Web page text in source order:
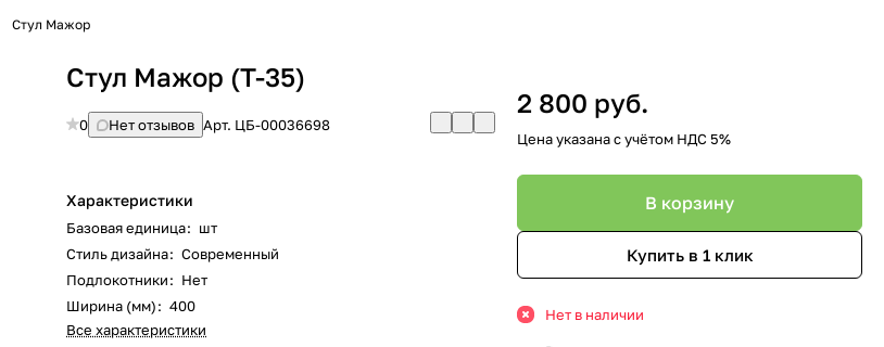
Стул Мажор
Стул Мажор (Т-35)
0 Нет отзывов Арт. ЦБ-00036698
Характеристики
Базовая единица: шт
Стиль дизайна: Современный
Подлокотники: Нет
Ширина (мм): 400
Все характеристики
2 800 руб.
Цена указана с учётом НДС 5%
В корзину
Купить в 1 клик
Нет в наличии